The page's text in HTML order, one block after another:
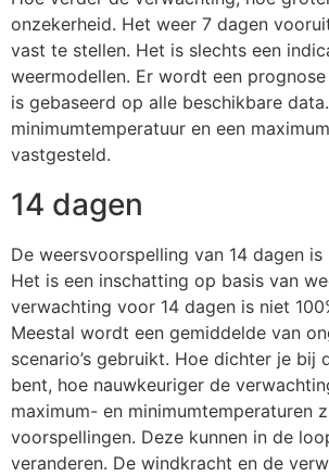
onzekerheid. Het weer 7 dagen
vast te stellen. Het is slechts een
weermodellen. Er wordt een
is gebaseerd op alle beschikbare
minimumtemperatuur en een
vastgesteld.
14 dagen
De weersvoorspelling van 14 dagen
Het is een inschatting op basis van
verwachting voor 14 dagen is niet
Meestal wordt een gemiddelde van
scenario’s gebruikt. Hoe dichter je bij
bent, hoe nauwkeuriger de
maximum- en minimumtemperaturen
voorspellingen. Deze kunnen in de
veranderen. De windkracht en de